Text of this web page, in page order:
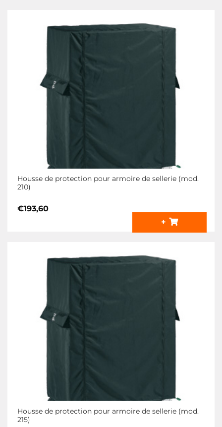
Housse de protection pour armoire de sellerie (mod.
210)
€193,60
+
Housse de protection pour armoire de sellerie (mod.
215)